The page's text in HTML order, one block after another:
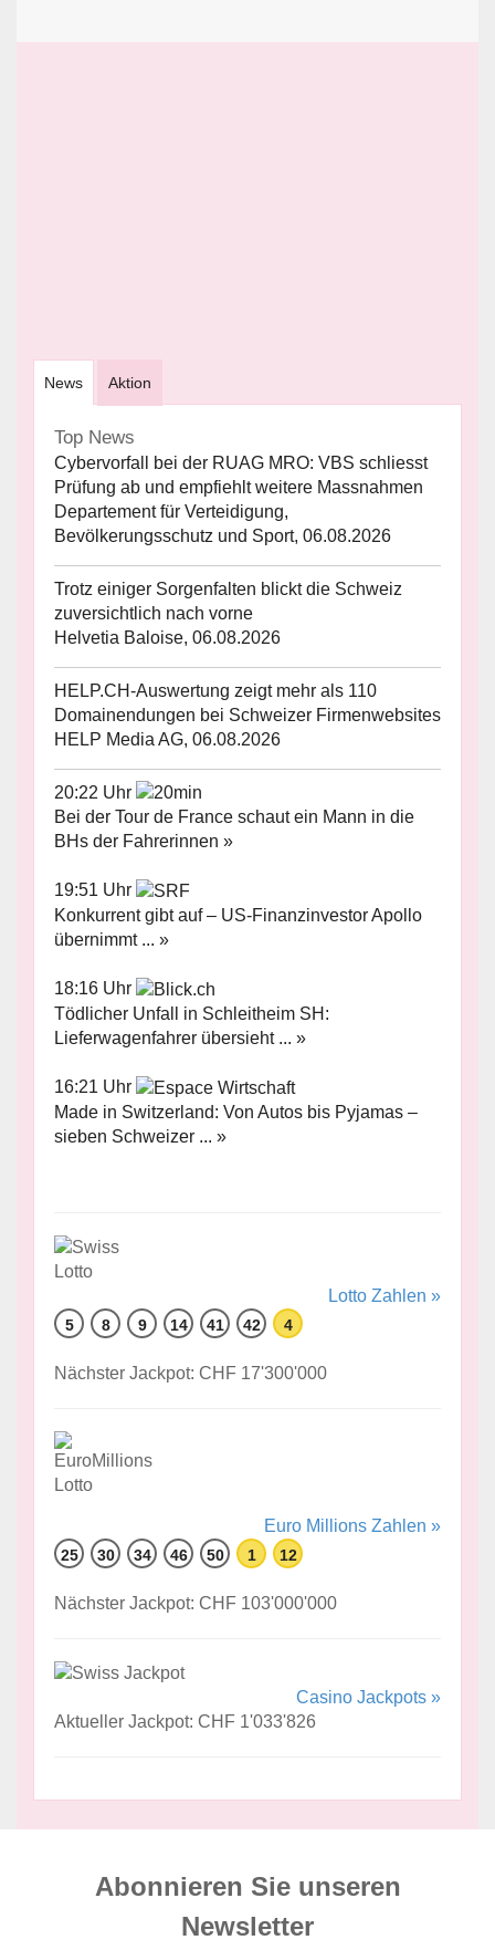
News Aktion
Top News
Cybervorfall bei der RUAG MRO: VBS schliesst
Prüfung ab und empfiehlt weitere Massnahmen
Departement für Verteidigung,
Bevölkerungsschutz und Sport, 06.08.2026
Trotz einiger Sorgenfalten blickt die Schweiz
zuversichtlich nach vorne
Helvetia Baloise, 06.08.2026
HELP.CH-Auswertung zeigt mehr als 110
Domainendungen bei Schweizer Firmenwebsites
HELP Media AG, 06.08.2026
20:22 Uhr
Bei der Tour de France schaut ein Mann in die
BHs der Fahrerinnen »
19:51 Uhr
Konkurrent gibt auf – US-Finanzinvestor Apollo
übernimmt ... »
18:16 Uhr
Tödlicher Unfall in Schleitheim SH:
Lieferwagenfahrer übersieht ... »
16:21 Uhr
Made in Switzerland: Von Autos bis Pyjamas –
sieben Schweizer ... »
Lotto Zahlen »
5 8 9 14 41 42 4
Nächster Jackpot: CHF 17'300'000
Euro Millions Zahlen »
25 30 34 46 50 1 12
Nächster Jackpot: CHF 103'000'000
Casino Jackpots »
Aktueller Jackpot: CHF 1'033'826
Abonnieren Sie unseren
News­letter